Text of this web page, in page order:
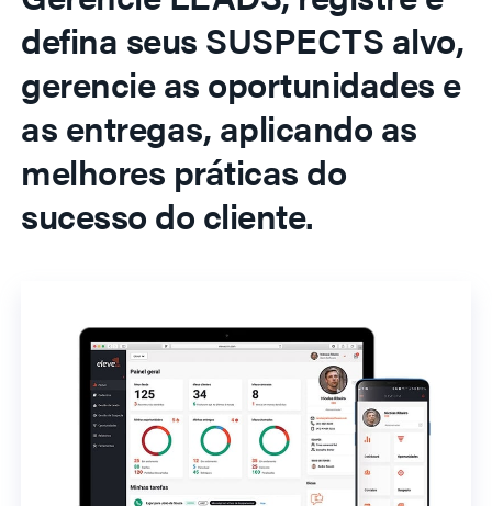
defina seus SUSPECTS alvo,
gerencie as oportunidades e
as entregas, aplicando as
melhores práticas do
sucesso do cliente.